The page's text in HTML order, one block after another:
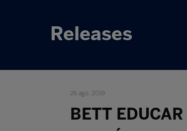
Releases
26 ago. 2019
BETT